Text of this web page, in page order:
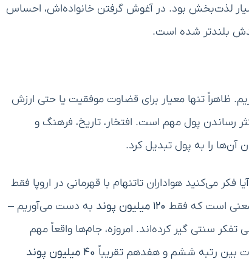
لذت‌بخش بود. در آغوش گرفتن خانواده‌اش، احساس
بلندتر شده است.
ظاهراً تنها معیار برای قضاوت موفقیت یا حتی ارزش
رساندن پول مهم است. افتخار، تاریخ، فرهنگ و
آن‌ها را به پول تبدیل کرد.
می‌کنید هواداران تاتنهام با قهرمانی در اروپا فقط
معنی است که فقط ۱۲۰ میلیون پوند
به دست می‌آوریم –
تفکر سنتی گیر کرده‌اند. امروزه، جام‌ها واقعاً مهم
بین رتبه ششم و هفدهم تقریباً ۴۰ میلیون پوند